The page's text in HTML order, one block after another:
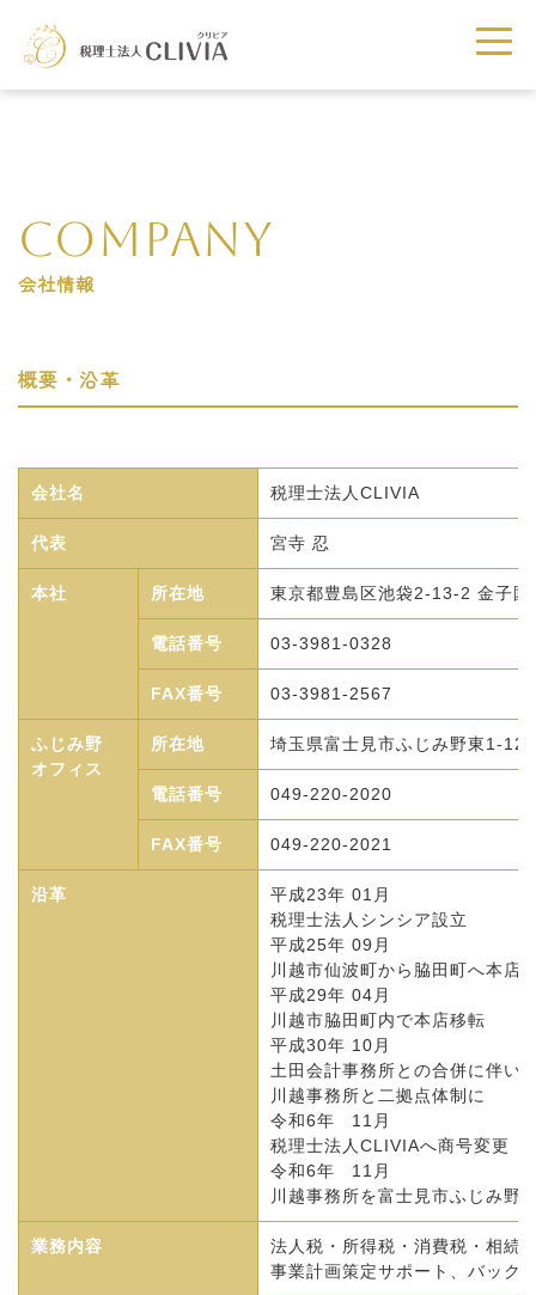
COMPANY
会社情報
概要・沿革
会社名 税理士法人CLIVIA
代表 宮寺 忍
本社 所在地 東京都豊島区池袋2-13-2 金子園
電話番号 03-3981-0328
FAX番号 03-3981-2567
ふじみ野
オフィス
所在地 埼玉県富士見市ふじみ野東1-
電話番号 049-220-2020
FAX番号 049-220-2021
沿革
平成23年 01月
税理士法人シンシア設立
平成25年 09月
川越市仙波町から脇田町へ本店
平成29年 04月
川越市脇田町内で本店移転
平成30年 10月
土田会計事務所との合併に伴い
川越事務所と二拠点体制に
令和6年
11月
税理士法人CLIVIAへ商号変更
令和6年
11月
川越事務所を富士見市ふじみ野
業務内容
法人税・所得税・消費税・相続
事業計画策定サポート、バック